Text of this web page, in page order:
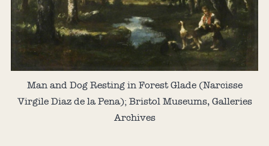
Man and Dog Resting in Forest Glade (Narcisse
Virgile Diaz de la Pena); Bristol Museums, Galleries
Archives